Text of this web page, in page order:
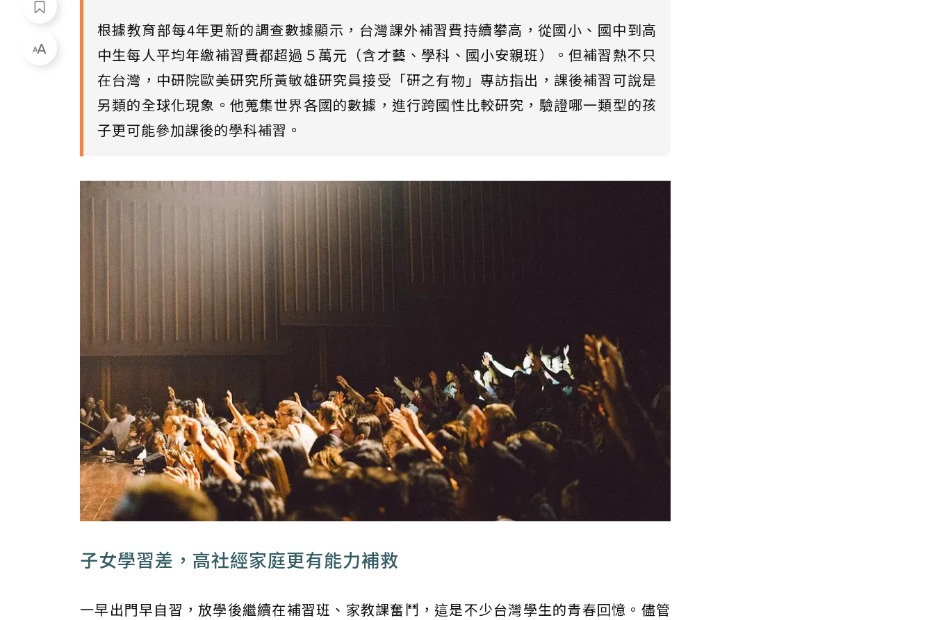
根據教育部每4年更新的調查數據顯示，台灣課外補習費持續攀高，從國小、國中到高
中生每人平均年繳補習費都超過５萬元（含才藝、學科、國小安親班）。但補習熱不只
在台灣，中研院歐美研究所黃敏雄研究員接受「研之有物」專訪指出，課後補習可說是
另類的全球化現象。他蒐集世界各國的數據，進行跨國性比較研究，驗證哪一類型的孩
子更可能參加課後的學科補習。
子女學習差，高社經家庭更有能力補救
一早出門早自習，放學後繼續在補習班、家教課奮鬥，這是不少台灣學生的青春回憶。儘管